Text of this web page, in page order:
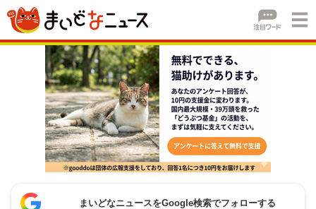
まいどなニュースをGoogle検索でフォローする